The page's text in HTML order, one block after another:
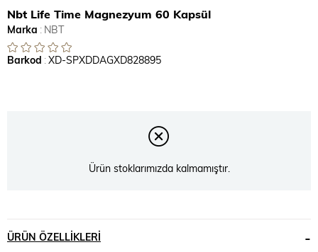
Nbt Life Time Magnezyum 60 Kapsül
Marka : NBT
Barkod :XD-SPXDDAGXD828895
Ürün stoklarımızda kalmamıştır.
ÜRÜN ÖZELLIKLERI